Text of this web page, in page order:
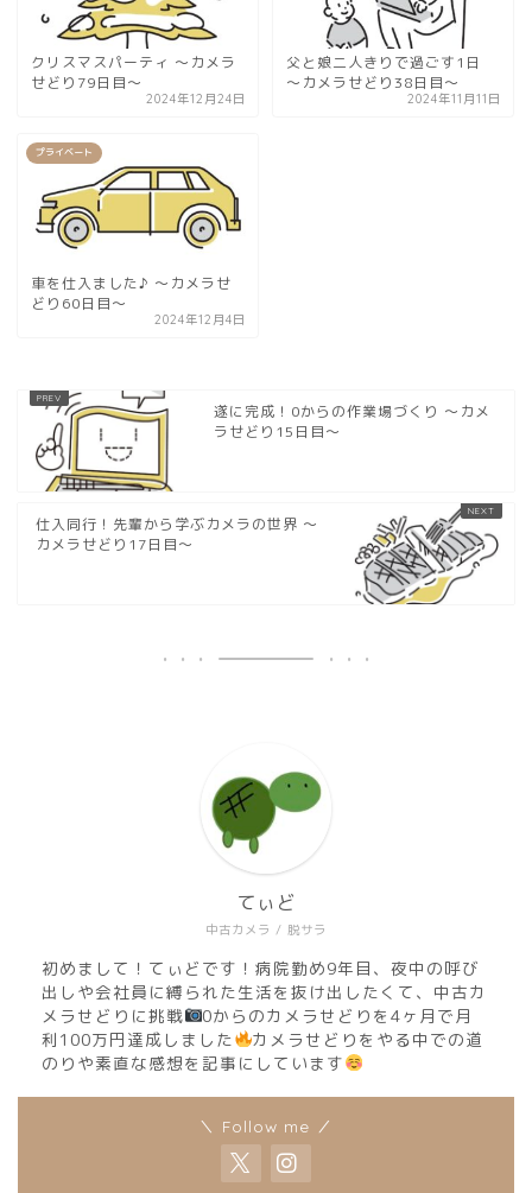
クリスマスパーティ 〜カメラ
せどり79日目〜
2024年12月24日
父と娘二人きりで過ごす1日
〜カメラせどり38日目〜
2024年11月11日
プライベート
車を仕入ました♪ 〜カメラせ
どり60日目〜
2024年12月4日
遂に完成！0からの作業場づくり 〜カメ
ラせどり15日目〜
仕入同行！先輩から学ぶカメラの世界 ～
カメラせどり17日目～
中古カメラ / 脱サラ
てぃど
初めまして！てぃどです！病院勤め9年目、夜中の呼び
出しや会社員に縛られた生活を抜け出したくて、中古カ
メラせどりに挑戦
0からのカメラせどりを4ヶ月で月
利100万円達成しました
カメラせどりをやる中での道
のりや素直な感想を記事にしています
＼ Follow me ／